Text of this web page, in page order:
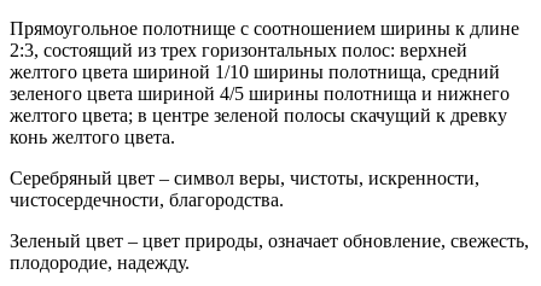
Прямоугольное полотнище с соотношением ширины к длине
2:3, состоящий из трех горизонтальных полос: верхней
желтого цвета шириной 1/10 ширины полотнища, средний
зеленого цвета шириной 4/5 ширины полотнища и нижнего
желтого цвета; в центре зеленой полосы скачущий к древку
конь желтого цвета.
Серебряный цвет – символ веры, чистоты, искренности,
чистосердечности, благородства.
Зеленый цвет – цвет природы, означает обновление, свежесть,
плодородие, надежду.